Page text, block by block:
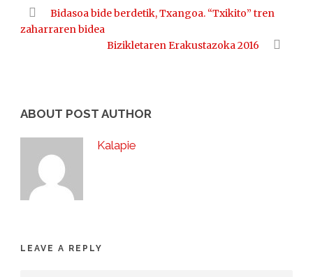
Bidasoa bide berdetik, Txangoa. “Txikito” tren
zaharraren bidea
Bizikletaren Erakustazoka 2016
ABOUT POST AUTHOR
Kalapie
LEAVE A REPLY